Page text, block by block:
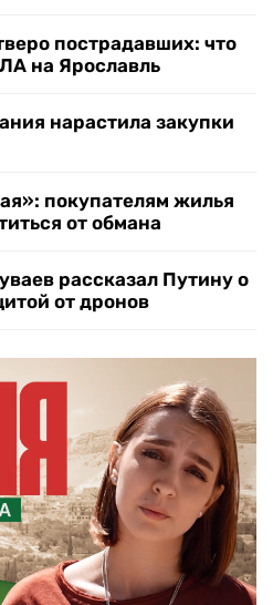
пострадавших: что
на Ярославль
нарастила закупки
покупателям жилья
от обмана
рассказал Путину о
от дронов